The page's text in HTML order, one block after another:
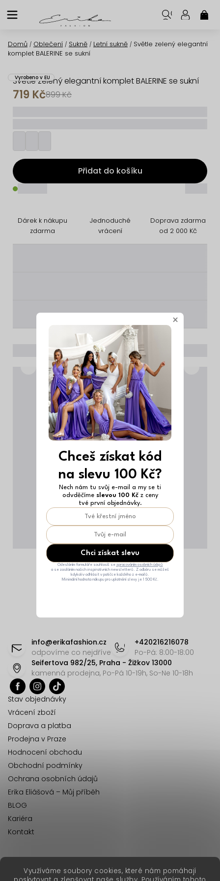
Využíváme soubory cookies, které nám pomáhají
na
Domů / Oblečení / Sukně / Letní sukně / Světle zelený elegantní
komplet BALERINE se sukní
Světle zelený elegantní komplet BALERINE se sukní
Vyrobeno v EU
899 Kč
719 Kč
Přidat do košíku
Dárek k nákupu
zdarma
Jednoduché
vrácení
Doprava zdarma
od 2 000 Kč
________
info@erikafashion.cz
odpovíme co nejdříve
+420216216078
Po-Pá: 8:00-18:00
Seifertova 982/25, Praha - Žižkov 13000
kamenná prodejna, Po-Pá 10-19h, So-Ne 10-18h
Stav objednávky
Vrácení zboží
Doprava a platba
Prodejna v Praze
Hodnocení obchodu
Obchodní podmínky
Ochrana osobních údajů
Erika Eliášová – Můj příběh
BLOG
Kariéra
Kontakt
erikafashion.sk
×
Chceš získat kód
na slevu 100 Kč?
Nech nám tu svůj e-mail a my se ti
odvděčíme slevou 100 Kčz ceny
tvé první objednávky.
Chci získat slevu
Odesláním formuláře souhlasíš se zpracováním osobních údajů
a se zasíláním našich inspirativních newsletterů. Z odběru se můžeš
kdykoliv odhlásit v patičce každého z e-mailů.
Minimální hodnota nákupu pro uplatnění slevy je 1 500 Kč.